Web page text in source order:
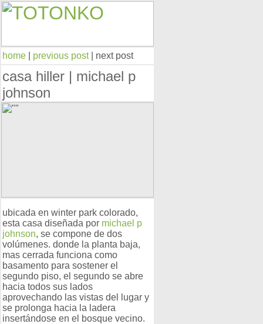
home previous post| next post
casa hiller | michael p
johnson
ubicada en winter park colorado,
esta casa diseñada por michael p
johnson, se compone de dos
volúmenes. donde la planta baja,
mas cerrada funciona como
basamento para sostener el
segundo piso, el segundo se abre
hacia todos sus lados
aprovechando las vistas del lugar y
se prolonga hacia la ladera
insertándose en el bosque vecino.